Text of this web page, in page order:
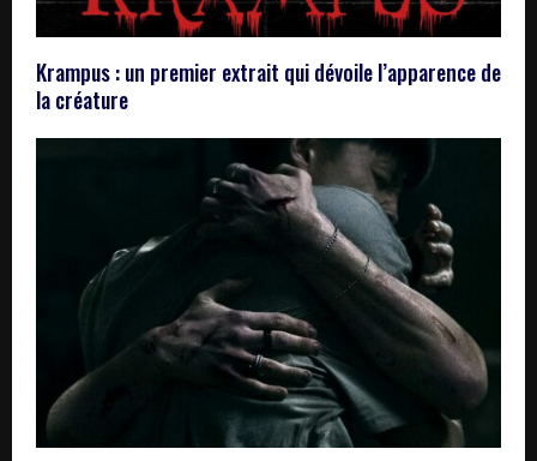
Krampus : un premier extrait qui dévoile l’apparence de
la créature